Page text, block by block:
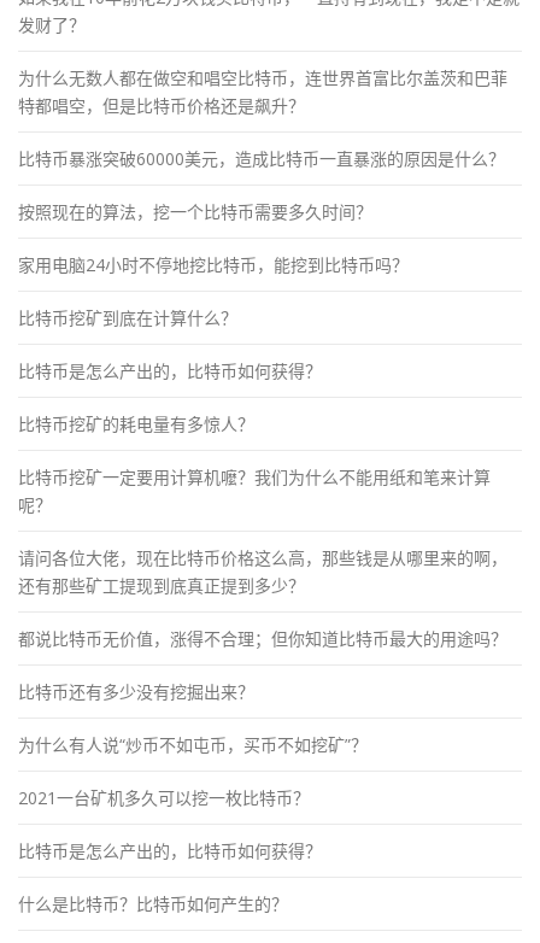
发财了？
为什么无数人都在做空和唱空比特币，连世界首富比尔盖茨和巴菲
特都唱空，但是比特币价格还是飙升？
比特币暴涨突破60000美元，造成比特币一直暴涨的原因是什么？
按照现在的算法，挖一个比特币需要多久时间？
家用电脑24小时不停地挖比特币，能挖到比特币吗？
比特币挖矿到底在计算什么？
比特币是怎么产出的，比特币如何获得？
比特币挖矿的耗电量有多惊人？
比特币挖矿一定要用计算机嚒？我们为什么不能用纸和笔来计算
呢？
请问各位大佬，现在比特币价格这么高，那些钱是从哪里来的啊，
还有那些矿工提现到底真正提到多少？
都说比特币无价值，涨得不合理；但你知道比特币最大的用途吗？
比特币还有多少没有挖掘出来？
为什么有人说“炒币不如屯币，买币不如挖矿”？
2021一台矿机多久可以挖一枚比特币？
比特币是怎么产出的，比特币如何获得？
什么是比特币？比特币如何产生的？